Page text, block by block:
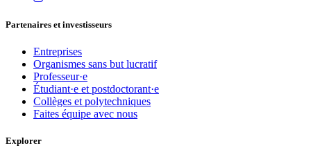
Partenaires et investisseurs
Entreprises
Organismes sans but lucratif
Professeur·e
Étudiant·e et postdoctorant·e
Collèges et polytechniques
Faites équipe avec nous
Explorer